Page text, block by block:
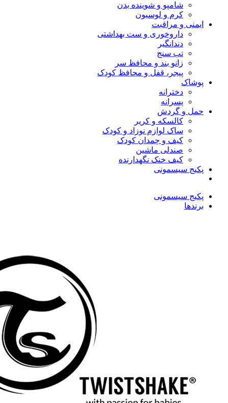
شامپو و شوینده بدن
کرم و لوسیون
ایمنی و مراقبت
داروخوری و ست بهداشتی
دندانگیر
تب‌ سنج
زانو بند و محافظ سر
پیجر، قفل و محافظ کودک
پوشاک
دخترانه
پسرانه
حمل و گردش
کالسکه و کریر
ساک لوازم نوزاد و کودک
کیف و چمدان کودک
صندلی ماشین
کیف خنک نگهدارنده
پکیج سیسمونی
پکیج سیسمونی
برندها